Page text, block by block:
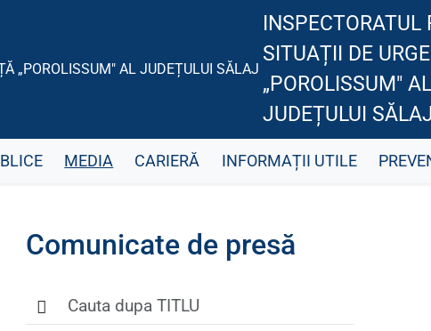
INSPECTORATUL
SITUAȚII DE
„POROLISSUM" AL
JUDEȚULUI SĂLAJ
MEDIA CARIERĂ INFORMAȚII UTILE
Comunicate de presă